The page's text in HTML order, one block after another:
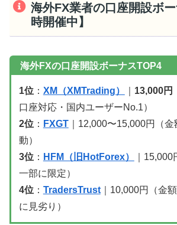
海外FX業者の口座開設ボ
時開催中】
海外FXの口座開設ボーナスTOP4
1位： XM（XMTrading） 13,000円
口座対応・国内ユーザーNo.1）
2位： FXGT｜12,000〜15,000円（金
動）
3位： HFM（旧HotForex）
｜
一部に限定）
4位： TradersTrust｜10,000円（金
に見劣り）